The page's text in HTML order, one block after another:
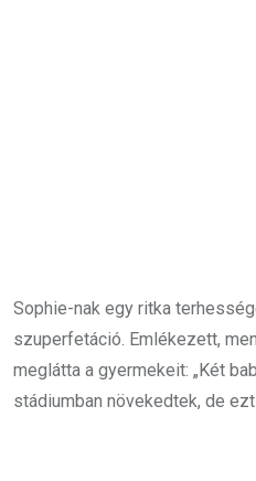
Sophie-nak egy ritka
szuperfetáció. Emlékezett,
meglátta a gyermekeit: „Két
stádiumban növekedtek, de